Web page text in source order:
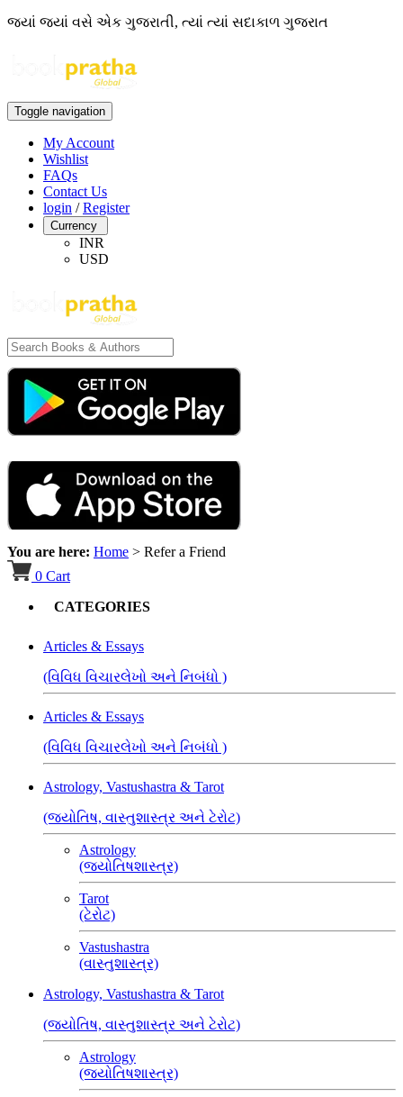
જ્યાં જ્યાં વસે એક ગુજરાતી, ત્યાં ત્યાં સદાકાળ ગુજરાત
Toggle navigation
My Account
Wishlist
FAQs
Contact Us
login /Register
Currency
INR
USD
You are here: Home > Refer a Friend
0 Cart
CATEGORIES
Articles & Essays
(વિવિધ વિચારલેખો અને નિબંધો )
Articles & Essays
(વિવિધ વિચારલેખો અને નિબંધો )
Astrology, Vastushastra & Tarot
(જ્યોતિષ, વાસ્તુશાસ્ત્ર અને ટેરોટ)
Astrology
(જ્યોતિષશાસ્ત્ર)
Tarot
(ટેરોટ)
Vastushastra
(વાસ્તુશાસ્ત્ર)
Astrology, Vastushastra & Tarot
(જ્યોતિષ, વાસ્તુશાસ્ત્ર અને ટેરોટ)
Astrology
(જ્યોતિષશાસ્ત્ર)